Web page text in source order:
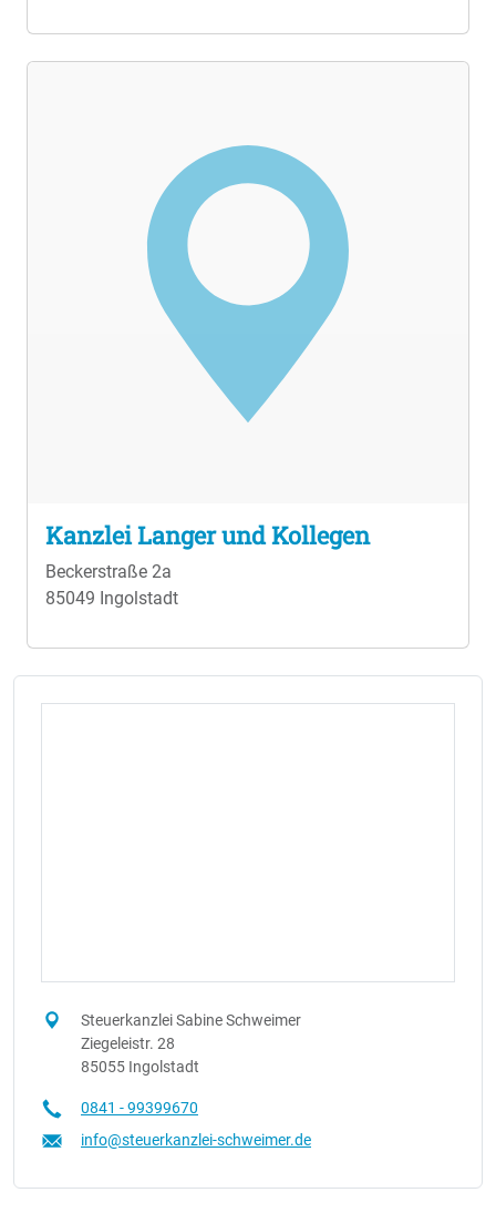
Kanzlei Langer und Kollegen
Beckerstraße 2a
85049 Ingolstadt
Steuerkanzlei Sabine Schweimer
Ziegeleistr. 28
85055 Ingolstadt
0841 - 99399670
info@steuerkanzlei-schweimer.de